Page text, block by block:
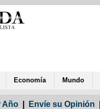
Economía Mundo
Año Envíe su Opinión